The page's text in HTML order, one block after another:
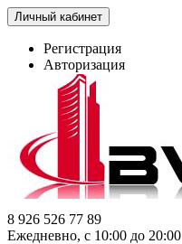
Личный кабинет
Регистрация
Авторизация
8 926 526 77 89
Ежедневно, с 10:00 до 20:00